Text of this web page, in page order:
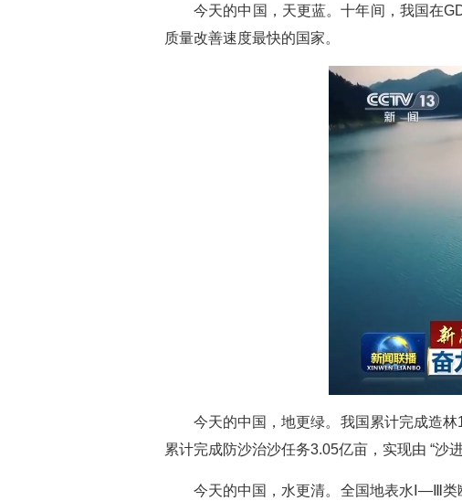
今天的中国，天更蓝。十年间，我国在
质量改善速度最快的国家。
今天的中国，地更绿。我国累计完成造
累计完成防沙治沙任务3.05亿亩，实现由 “沙
今天的中国，水更清。全国地表水Ⅰ—Ⅲ